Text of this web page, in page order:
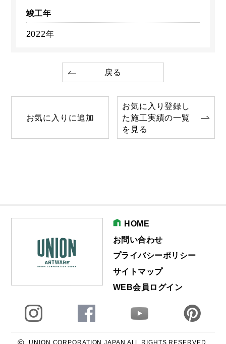
竣工年
2022年
戻る
お気に入りに追加
お気に入り登録し
た施工実績の一覧
を見る
HOME
お問い合わせ
プライバシーポリシー
サイトマップ
WEB会員ログイン
UNION CORPORATION JAPAN ALL RIGHTS RESERVED.